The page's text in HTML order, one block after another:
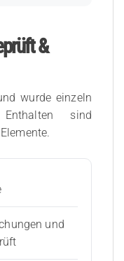
&
wurde einzeln
sind
und